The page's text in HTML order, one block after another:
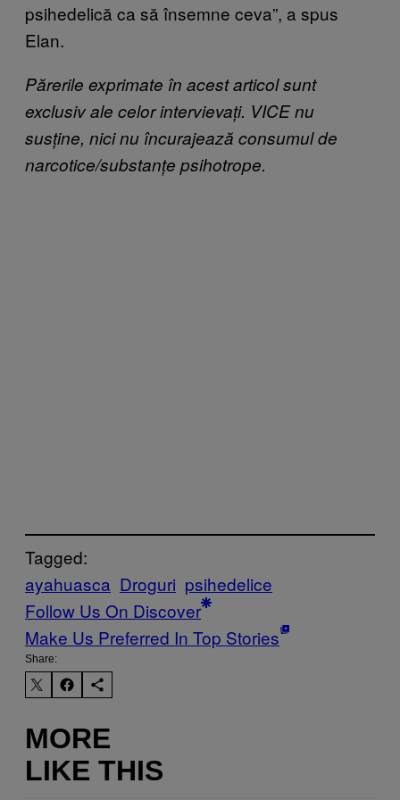
psihedelică ca să însemne ceva”, a spus
Elan.
Părerile exprimate în acest articol sunt
exclusiv ale celor intervievați. VICE nu
susține, nici nu încurajează consumul de
narcotice/substanțe psihotrope.
Tagged:
ayahuasca Droguri psihedelice
Follow Us On Discover
Make Us Preferred In Top Stories
Share:
MORE
LIKE THIS